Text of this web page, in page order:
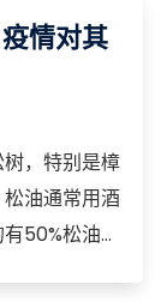
情对其
，特别是樟
油通常用酒
50%松油、